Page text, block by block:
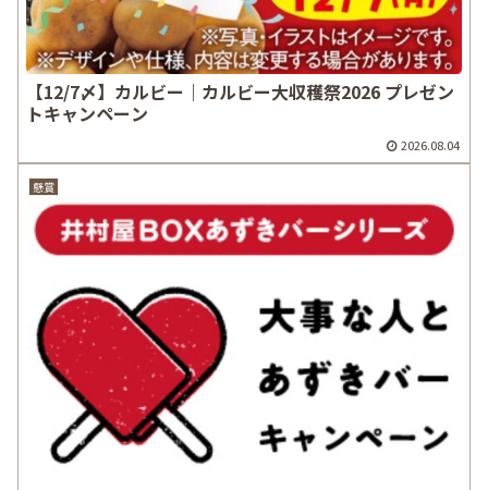
【12/7〆】カルビー｜カルビー大収穫祭2026 プレゼン
トキャンペーン
2026.08.04
懸賞